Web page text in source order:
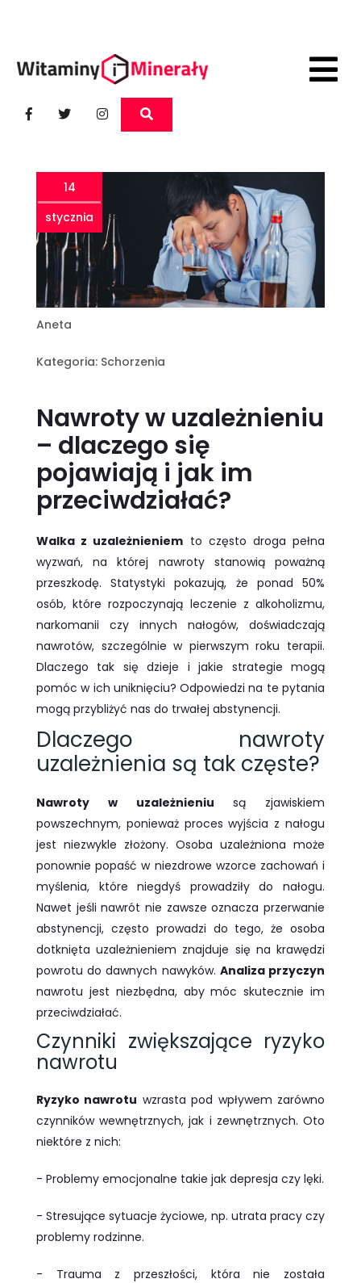
14
stycznia
Aneta
Kategoria: Schorzenia
Nawroty w uzależnieniu
– dlaczego się
pojawiają i jak im
przeciwdziałać?
Walka z uzależnieniem to często droga pełna
wyzwań, na której nawroty stanowią poważną
przeszkodę. Statystyki pokazują, że ponad 50%
osób, które rozpoczynają leczenie z alkoholizmu,
narkomanii czy innych nałogów, doświadczają
nawrotów, szczególnie w pierwszym roku terapii.
Dlaczego tak się dzieje i jakie strategie mogą
pomóc w ich uniknięciu? Odpowiedzi na te pytania
mogą przybliżyć nas do trwałej abstynencji.
Dlaczego nawroty
uzależnienia są tak częste?
Nawroty w uzależnieniu są zjawiskiem
powszechnym, ponieważ proces wyjścia z nałogu
jest niezwykle złożony. Osoba uzależniona może
ponownie popaść w niezdrowe wzorce zachowań i
myślenia, które niegdyś prowadziły do nałogu.
Nawet jeśli nawrót nie zawsze oznacza przerwanie
abstynencji, często prowadzi do tego, że osoba
dotknięta uzależnieniem znajduje się na krawędzi
powrotu do dawnych nawyków. Analiza przyczyn
nawrotu jest niezbędna, aby móc skutecznie im
przeciwdziałać.
Czynniki zwiększające ryzyko
nawrotu
Ryzyko nawrotu wzrasta pod wpływem zarówno
czynników wewnętrznych, jak i zewnętrznych. Oto
niektóre z nich:
- Problemy emocjonalne takie jak depresja czy lęki.
- Stresujące sytuacje życiowe, np. utrata pracy czy
problemy rodzinne.
- Trauma z przeszłości, która nie została